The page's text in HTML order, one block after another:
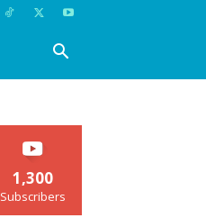
1,300
Subscribers